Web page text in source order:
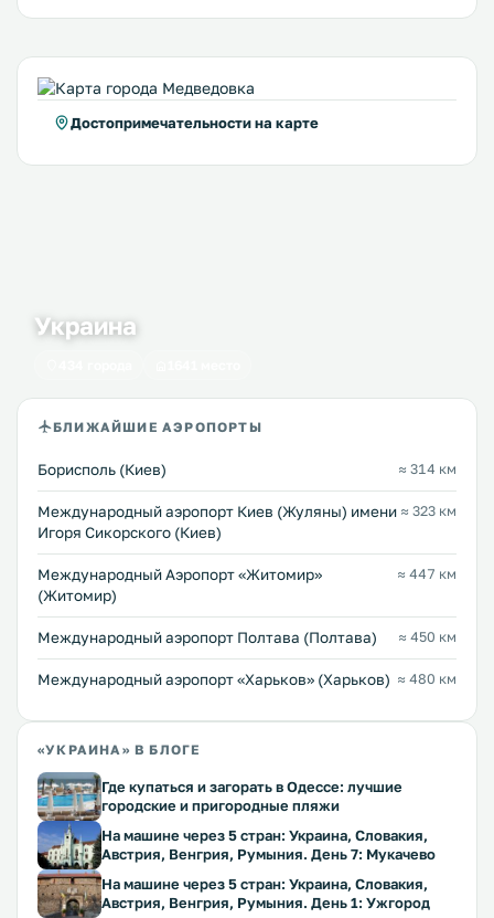
Достопримечательности на карте
Украина
БЛИЖАЙШИЕ АЭРОПОРТЫ
Борисполь (Киев) ≈ 314 км
Международный аэропорт Киев (Жуляны) имени
Игоря Сикорского (Киев)
≈ 323 км
Международный Аэропорт «Житомир»
(Житомир)
≈ 447 км
Международный аэропорт Полтава (Полтава) ≈ 450 км
Международный аэропорт «Харьков» (Харьков) ≈ 480 км
«УКРАИНА» В БЛОГЕ
Где купаться и загорать в Одессе: лучшие
городские и пригородные пляжи
На машине через 5 стран: Украина, Словакия,
Австрия, Венгрия, Румыния. День 7: Мукачево
На машине через 5 стран: Украина, Словакия,
Австрия, Венгрия, Румыния. День 1: Ужгород